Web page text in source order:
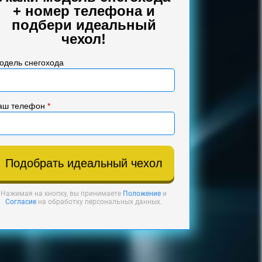
+ номер телефона и
подбери идеальный
чехол!
снегохода
телефон *
Подобрать идеальный чехол
Нажимая на кнопку, вы принимаете Положение и
Согласие на обработку персональных данных.